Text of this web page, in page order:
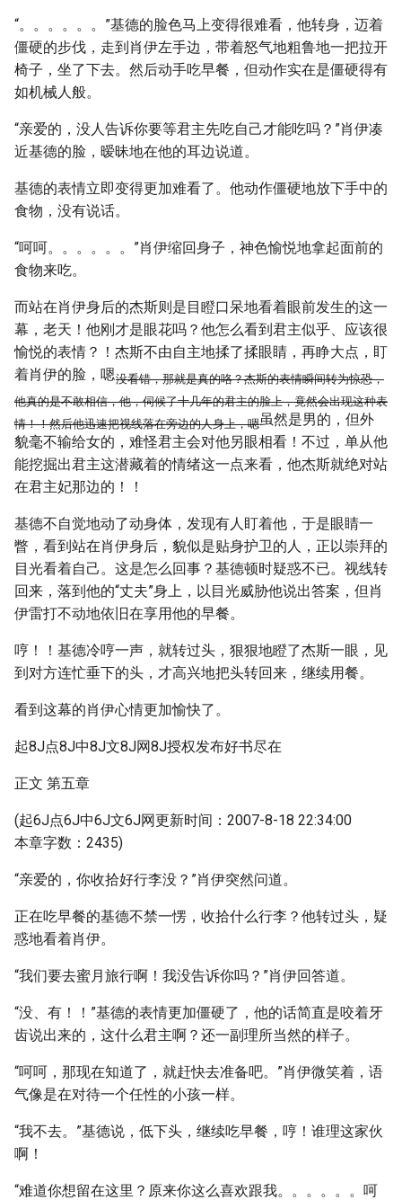
“。。。。。。”基德的脸色马上变得很难看，他转身，迈着
僵硬的步伐，走到肖伊左手边，带着怒气地粗鲁地一把拉开
椅子，坐了下去。然后动手吃早餐，但动作实在是僵硬得有
如机械人般。
“亲爱的，没人告诉你要等君主先吃自己才能吃吗？”肖伊凑
近基德的脸，暧昧地在他的耳边说道。
基德的表情立即变得更加难看了。他动作僵硬地放下手中的
食物，没有说话。
“呵呵。。。。。。”肖伊缩回身子，神色愉悦地拿起面前的
食物来吃。
而站在肖伊身后的杰斯则是目瞪口呆地看着眼前发生的这一
幕，老天！他刚才是眼花吗？他怎么看到君主似乎、应该很
愉悦的表情？！杰斯不由自主地揉了揉眼睛，再睁大点，盯
着肖伊的脸，嗯没看错，那就是真的咯？杰斯的表情瞬间转为惊恐，
他真的是不敢相信，他，伺候了十几年的君主的脸上，竟然会出现这种表
情！！然后他迅速把视线落在旁边的人身上，嗯虽然是男的，但外
貌毫不输给女的，难怪君主会对他另眼相看！不过，单从他
能挖掘出君主这潜藏着的情绪这一点来看，他杰斯就绝对站
在君主妃那边的！！
基德不自觉地动了动身体，发现有人盯着他，于是眼睛一
瞥，看到站在肖伊身后，貌似是贴身护卫的人，正以崇拜的
目光看着自己。这是怎么回事？基德顿时疑惑不已。视线转
回来，落到他的“丈夫”身上，以目光威胁他说出答案，但肖
伊雷打不动地依旧在享用他的早餐。
哼！！基德冷哼一声，就转过头，狠狠地瞪了杰斯一眼，见
到对方连忙垂下的头，才高兴地把头转回来，继续用餐。
看到这幕的肖伊心情更加愉快了。
起8J点8J中8J文8J网8J授权发布好书尽在
正文 第五章
(起6J点6J中6J文6J网更新时间：2007-8-18 22:34:00
本章字数：2435)
“亲爱的，你收拾好行李没？”肖伊突然问道。
正在吃早餐的基德不禁一愣，收拾什么行李？他转过头，疑
惑地看着肖伊。
“我们要去蜜月旅行啊！我没告诉你吗？”肖伊回答道。
“没、有！！”基德的表情更加僵硬了，他的话简直是咬着牙
齿说出来的，这什么君主啊？还一副理所当然的样子。
“呵呵，那现在知道了，就赶快去准备吧。”肖伊微笑着，语
气像是在对待一个任性的小孩一样。
“我不去。”基德说，低下头，继续吃早餐，哼！谁理这家伙
啊！
“难道你想留在这里？原来你这么喜欢跟我。。。。。。呵